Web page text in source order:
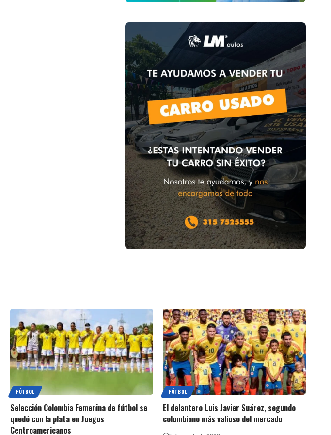
FÚTBOL
Selección Colombia Femenina de fútbol se
quedó con la plata en Juegos
Centroamericanos
FÚTBOL
El delantero Luis Javier Suárez, segundo
colombiano más valioso del mercado